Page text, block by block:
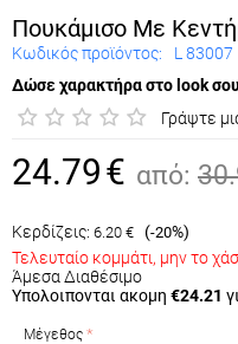
Πουκάμισο Με
Κωδικός προϊόντος:
L 83007
Δώσε χαρακτήρα στο look
Κεντήματα!
24.79 € από:
Κερδίζεις: 6.20 €( -20%)
Τελευταίο κομμάτι, μην το
Άμεσα Διαθέσιμο